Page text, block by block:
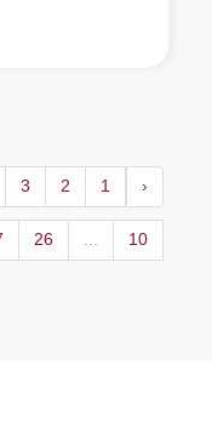
‹
1
2
3
10
...
26